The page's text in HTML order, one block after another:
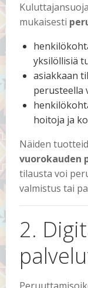
mukaisesti
yksilöllisiä
asiakkaan
perusteella
hoitoja ja
Näiden
vuorokauden
tilausta voi
valmistus tai
2.